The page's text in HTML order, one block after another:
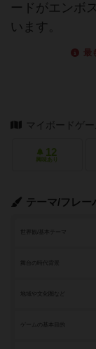
ードがエンボ
います。
最
マイボードゲ
12
興味あり
テーマ/フレー
世界観/基本テーマ
舞台の時代背景
地域や文化圏など
ゲームの基本目的